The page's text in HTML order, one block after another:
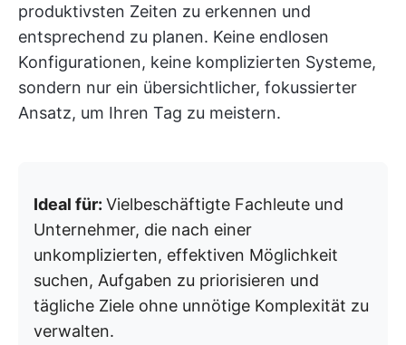
produktivsten Zeiten zu erkennen und
entsprechend zu planen. Keine endlosen
Konfigurationen, keine komplizierten Systeme,
sondern nur ein übersichtlicher, fokussierter
Ansatz, um Ihren Tag zu meistern.
Ideal für: Vielbeschäftigte Fachleute und
Unternehmer, die nach einer
unkomplizierten, effektiven Möglichkeit
suchen, Aufgaben zu priorisieren und
tägliche Ziele ohne unnötige Komplexität zu
verwalten.